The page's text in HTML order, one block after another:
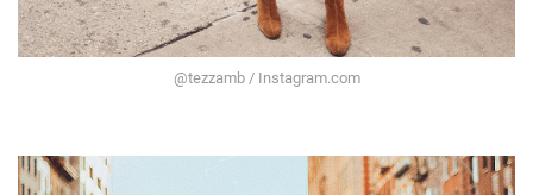
@tezzamb / Instagram.com